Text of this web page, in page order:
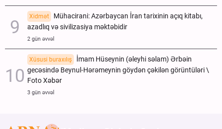
Xidmət
Mühacirani: Azərbaycan İran tarixinin açıq kitabı,
azadlıq və sivilizasiya məktəbidir
2 gün əvvəl
Xüsusi buraxılış
İmam Hüseynin (əleyhi səlam) Ərbəin
gecəsində Beynul-Hərəmeynin göydən çəkilən görüntüləri \
Foto Xəbər
3 gün əvvəl